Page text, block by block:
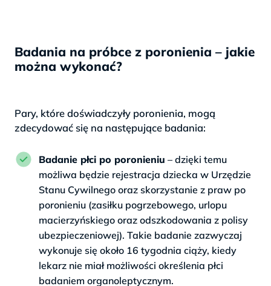
Badania na próbce z poronienia – jakie
można wykonać?
Pary, które doświadczyły poronienia, mogą
zdecydować się na następujące badania:
Badanie płci po poronieniu – dzięki temu
możliwa będzie rejestracja dziecka w Urzędzie
Stanu Cywilnego oraz skorzystanie z praw po
poronieniu (zasiłku pogrzebowego, urlopu
macierzyńskiego oraz odszkodowania z polisy
ubezpieczeniowej). Takie badanie zazwyczaj
wykonuje się około 16 tygodnia ciąży, kiedy
lekarz nie miał możliwości określenia płci
badaniem organoleptycznym.